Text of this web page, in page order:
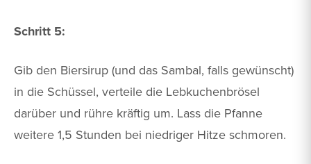
Schritt 5:
Gib den Biersirup (und das Sambal, falls gewünscht)
in die Schüssel, verteile die Lebkuchenbrösel
darüber und rühre kräftig um. Lass die Pfanne
weitere 1,5 Stunden bei niedriger Hitze schmoren.